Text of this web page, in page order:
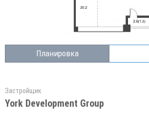
Планировка
Застройщик
York Development Group